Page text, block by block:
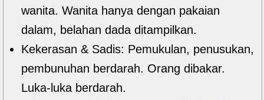
wanita. Wanita hanya dengan pakaian
dalam, belahan dada ditampilkan.
Kekerasan & Sadis: Pemukulan, penusukan,
pembunuhan berdarah. Orang dibakar.
Luka-luka berdarah.